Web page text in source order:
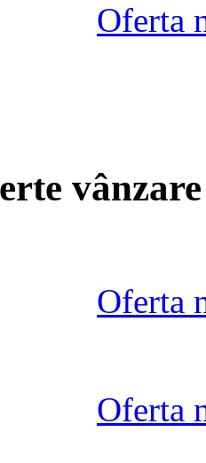
Oferta
Oferta
Oferta